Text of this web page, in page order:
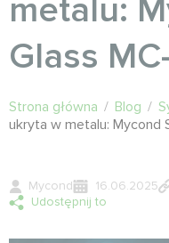
metalu:
Glass
Strona główna / Blog /
ukryta w metalu: Mycond
Mycond 16.06.2025
Udostępnij to